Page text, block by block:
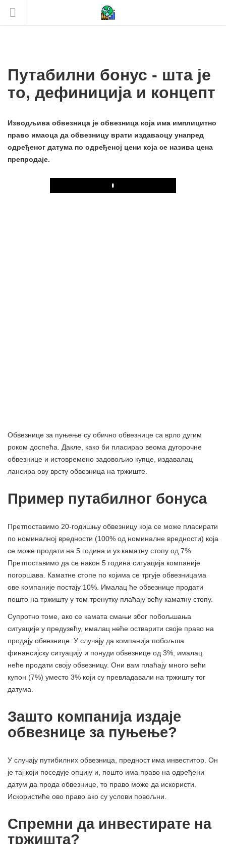
Путабилни бонус - шта је
то, дефиниција и концепт
Изводљива обвезница је обвезница која има имплицитно
право имаоца да обвезницу врати издаваоцу унапред
одређеног датума по одређеној цени која се назива цена
препродаје.
Play
Обвезнице за пуњење су обично обвезнице са врло дугим
роком доспећа. Дакле, како би пласирао веома дугорочне
обвезнице и истовремено задовољио купце, издавалац
лансира ову врсту обвезница на тржиште.
Пример путабилног бонуса
Претпоставимо 20-годишњу обвезницу која се може пласирати
по номиналној вредности (100% од номиналне вредности) која
се може продати на 5 година и уз каматну стопу од 7%.
Претпоставимо да се након 5 година ситуација компаније
погоршава. Каматне стопе по којима се тргује обвезницама
ове компаније постају 10%. Ималац ће обвезнице продати
пошто на тржишту у том тренутку плаћају већу каматну стопу.
Супротно томе, ако се камата смањи због побољшања
ситуације у предузећу, ималац неће остварити своје право на
продају обвезнице. У случају да компанија побољша
финансијску ситуацију и понуди обвезнице од 3%, ималац
неће продати своју обвезницу. Они вам плаћају много већи
купон (7%) уместо 3% који су превладавали на тржишту тог
датума.
Зашто компанија издаје
обвезнице за пуњење?
У случају путибилних обвезница, предност има инвеститор. Он
је тај који поседује опцију и, пошто има право на одређени
датум да прода обвезнице, то право може да искористи.
Искористиће ово право ако су услови повољни.
Спремни да инвестирате на
тржишта?